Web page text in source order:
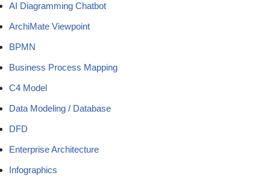
AI Diagramming Chatbot
ArchiMate Viewpoint
BPMN
Business Process Mapping
C4 Model
Data Modeling / Database
DFD
Enterprise Architecture
Infographics